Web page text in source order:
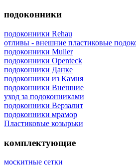
подоконники
подоконники Rehau
отливы - внешние пластиковые
подоконники Muller
подоконники Openteck
подоконники Данке
подоконники из Камня
подоконники Внешние
уход за подоконниками
подоконники Верзалит
подоконники мрамор
Пластиковые козырьки
комплектующие
москитные сетки